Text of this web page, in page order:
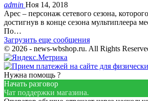
admin Ноя 14, 2018
Арес – персонаж сетевого сезона,
достигнув в конце сезона мультиплеера
По…
Загрузить еще сообщения
© 2026 - news-wbshop.ru. All Rights
Нужна помощь ?
Начать разговор
Чат поддержки магазина.